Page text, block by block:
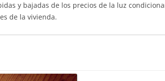
y bajadas de los precios de la luz
de la vivienda.